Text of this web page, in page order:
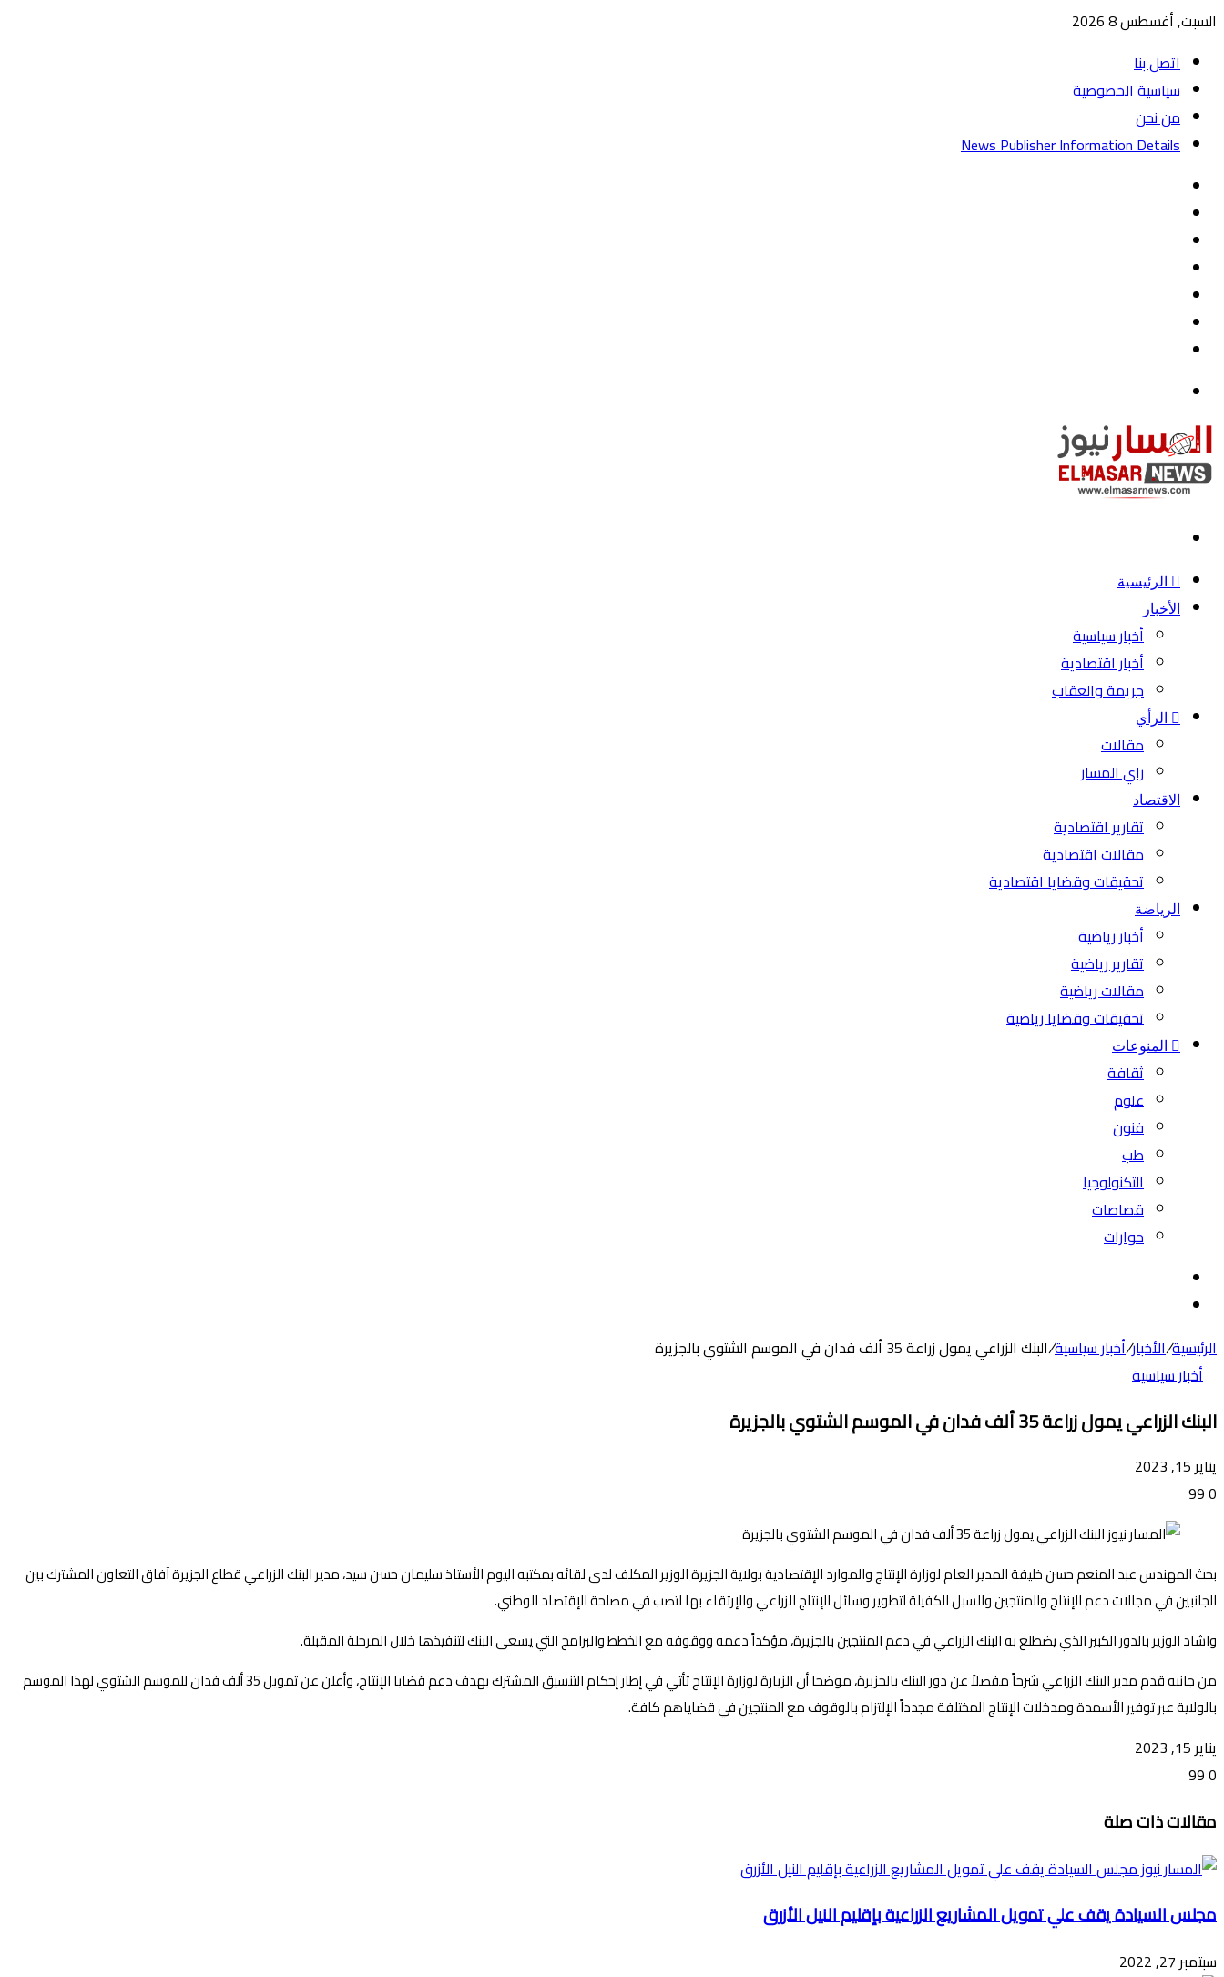
السبت, أغسطس 8 2026
اتصل بنا
سياسية الخصوصية
من نحن
News Publisher Information Details
الرئيسية
الأخبار
أخبار سياسية
أخبار اقتصادية
جريمة والعقاب
الرأي
مقالات
راي المسار
الاقتصاد
تقارير اقتصادية
مقالات اقتصادية
تحقيقات وقضايا اقتصادية
الرياضة
أخبار رياضية
تقارير رياضية
مقالات رياضية
تحقيقات وقضايا رياضية
المنوعات
ثقافة
علوم
فنون
طب
التكنولوجيا
قصاصات
حوارات
الرئيسية/الأخبار/أخبار سياسية/البنك الزراعي يمول زراعة 35 ألف فدان في الموسم الشتوي بالجزيرة
أخبار سياسية
البنك الزراعي يمول زراعة 35 ألف فدان في الموسم الشتوي بالجزيرة
يناير 15, 2023
0
بحث المهندس عبد المنعم حسن خليفة المدير العام لوزارة الإنتاج والموارد الإقتصادية بولاية الجزيرة الوزير المكلف لدى لقائه بمكتبه اليوم الأستاذ سليمان حسن سيد، مدير البنك الزراعي قطاع الجزيرة آفاق التعاون المشترك بين
الجانبين في مجالات دعم الإنتاج والمنتجين والسبل الكفيلة لتطوير وسائل الإنتاج الزراعي والإرتقاء بها لتصب في مصلحة الإقتصاد الوطني.
واشاد الوزير بالدور الكبير الذي يضطلع به البنك الزراعي في دعم المنتجين بالجزيرة، مؤكداً دعمه ووقوفه مع الخطط والبرامج التي يسعى البنك لتنفيذها خلال المرحلة المقبلة.
من جانبه قدم مدير البنك الزراعي شرحاً مفصلاً عن دور البنك بالجزيرة، موضحا أن الزيارة لوزارة الإنتاج تأتي في إطار إحكام التنسيق المشترك بهدف دعم قضايا الإنتاج، وأعلن عن تمويل 35 ألف فدان للموسم الشتوي لهذا الموسم
بالولاية عبر توفير الأسمدة ومدخلات الإنتاج المختلفة مجدداً الإلتزام بالوقوف مع المنتجين في قضاياهم كافة.
يناير 15, 2023
0
عبر
البريد
مقالات ذات صلة
مجلس السيادة يقف علي تمويل المشاريع الزراعية بإقليم النيل الأزرق
سبتمبر 27, 2022